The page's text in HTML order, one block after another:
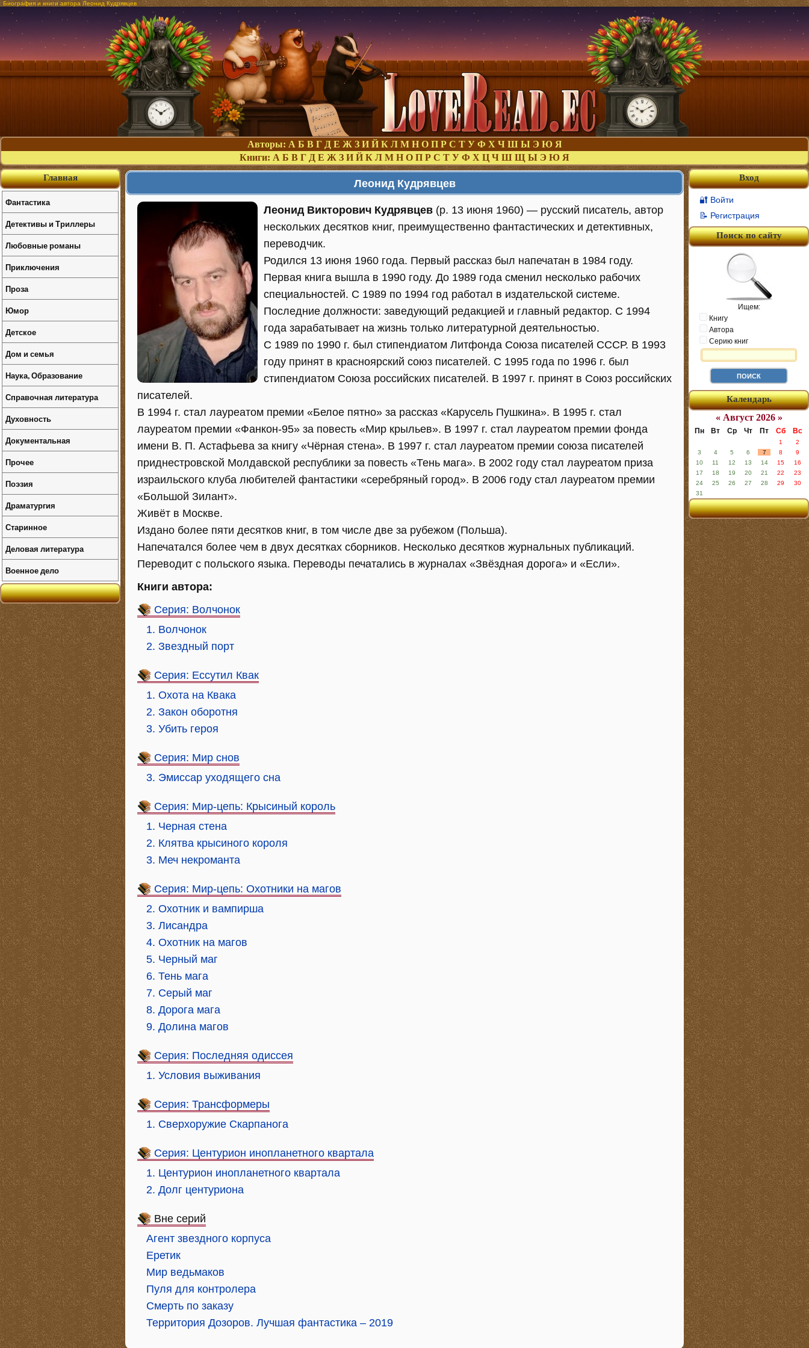
Биография и книги автора Леонид Кудрявцев
Авторы: А Б В Г Д Е Ж З И Й К Л М Н О П Р С Т У Ф Х Ч Ш Ы Э Ю Я
Книги: А Б В Г Д Е Ж З И Й К Л М Н О П Р С Т У Ф Х Ц Ч Ш Щ Ы Э Ю Я
Леонид Кудрявцев
Леонид Викторович Кудрявцев (р. 13 июня 1960) — русский писатель, автор
нескольких десятков книг, преимущественно фантастических и детективных,
переводчик.
Родился 13 июня 1960 года. Первый рассказ был напечатан в 1984 году.
Первая книга вышла в 1990 году. До 1989 года сменил несколько рабочих
специальностей. С 1989 по 1994 год работал в издательской системе.
Последние должности: заведующий редакцией и главный редактор. С 1994
года зарабатывает на жизнь только литературной деятельностью.
С 1989 по 1990 г. был стипендиатом Литфонда Союза писателей СССР. В 1993
году принят в красноярский союз писателей. С 1995 года по 1996 г. был
стипендиатом Союза российских писателей. В 1997 г. принят в Союз российских
писателей.
В 1994 г. стал лауреатом премии «Белое пятно» за рассказ «Карусель Пушкина». В 1995 г. стал
лауреатом премии «Фанкон-95» за повесть «Мир крыльев». В 1997 г. стал лауреатом премии фонда
имени В. П. Астафьева за книгу «Чёрная стена». В 1997 г. стал лауреатом премии союза писателей
приднестровской Молдавской республики за повесть «Тень мага». В 2002 году стал лауреатом приза
израильского клуба любителей фантастики «серебряный город». В 2006 году стал лауреатом премии
«Большой Зилант».
Живёт в Москве.
Издано более пяти десятков книг, в том числе две за рубежом (Польша).
Напечатался более чем в двух десятках сборников. Несколько десятков журнальных публикаций.
Переводит с польского языка. Переводы печатались в журналах «Звёздная дорога» и «Если».
Книги автора:
Серия: Волчонок
1. Волчонок
2. Звездный порт
Серия: Ессутил Квак
1. Охота на Квака
2. Закон оборотня
3. Убить героя
Серия: Мир снов
3. Эмиссар уходящего сна
Серия: Мир-цепь: Крысиный король
1. Черная стена
2. Клятва крысиного короля
3. Меч некроманта
Серия: Мир-цепь: Охотники на магов
2. Охотник и вампирша
3. Лисандра
4. Охотник на магов
5. Черный маг
6. Тень мага
7. Серый маг
8. Дорога мага
9. Долина магов
Серия: Последняя одиссея
1. Условия выживания
Серия: Трансформеры
1. Сверхоружие Скарпанога
Серия: Центурион инопланетного квартала
1. Центурион инопланетного квартала
2. Долг центуриона
Вне серий
Агент звездного корпуса
Еретик
Мир ведьмаков
Пуля для контролера
Смерть по заказу
Территория Дозоров. Лучшая фантастика – 2019
Вход
🔐 Войти
📝 Регистрация
Поиск по сайту
Ищем:
Книгу
Автора
Серию книг
Календарь
« Август 2026 »
Пн Вт Ср Чт Пт Сб Вс
1
2
3
4 5 6 7 8
9
10
11 12 13 14 15
16
17
18 19 20 21 22
23
24
25 26 27 28 29
30
31
Главная
Фантастика
Детективы и Триллеры
Любовные романы
Приключения
Проза
Юмор
Детское
Дом и семья
Наука, Образование
Справочная литература
Духовность
Документальная
Прочее
Поэзия
Драматургия
Старинное
Деловая литература
Военное дело